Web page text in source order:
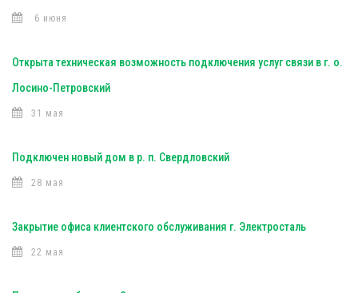
6 июня
Открыта техническая возможность подключения услуг связи в г. о.
Лосино-Петровский
31 мая
Подключен новый дом в р. п. Свердловский
28 мая
Закрытие офиса клиентского обслуживания г. Электросталь
22 мая